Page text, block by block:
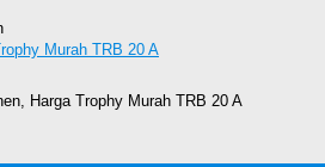
Harga Trophy Murah TRB 20 A